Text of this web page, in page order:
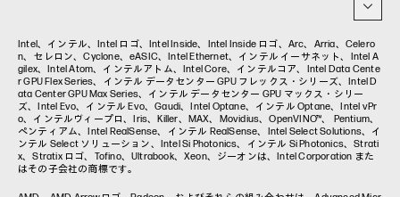
Intel、インテル、Intel ロゴ、Intel Inside、Intel Inside ロゴ、Arc、Arria、Celero
n、セレロン、Cyclone、eASIC、Intel Ethernet、インテル イーサネット、Intel A
gilex、Intel Atom、インテルアトム、Intel Core、インテルコア、Intel Data Cente
r GPU Flex Series、インテル データセンター GPU フレックス・シリーズ、Intel D
ata Center GPU Max Series、インテル データセンター GPU マックス・シリー
ズ、Intel Evo、インテル Evo、Gaudi、Intel Optane、インテル Optane、Intel vPr
o、インテルヴィープロ、Iris、Killer、MAX、Movidius、OpenVINO™、 Pentium、
ペンティアム、Intel RealSense、インテル RealSense、Intel Select Solutions、イ
ンテル Select ソリューション、Intel Si Photonics、インテル Si Photonics、Strati
x、Stratix ロゴ、Tofino、Ultrabook、Xeon、ジーオンは、Intel Corporation また
はその子会社の商標です。